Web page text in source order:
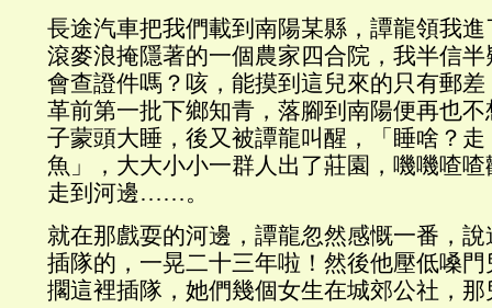
長途汽車把我們載到南陽某縣，譚龍領我
滾麥浪掩隱著的一個農家四合院，我半信
會查證件嗎？咳，能摸到這兒來的只有郵
革前第一批下鄉知青，落腳到南陽便再也
子蒙頭大睡，後又被譚龍叫醒，「睡啥？
魚」，大大小小一群人出了莊園，嘰嘰喳
走到河邊……。
就在那戲耍的河邊，譚龍忽然感慨一番，
插隊的，一晃二十三年啦！然後他壓低嗓
擱這裡插隊，她們幾個女生在城郊公社，